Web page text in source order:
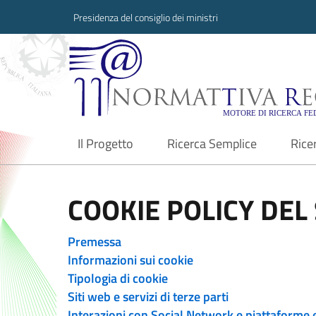
Presidenza del consiglio dei ministri
Normattiva
Il Progetto
current Ricerca Semplice
COOKIE POLICY
Premessa
Informazioni sui cookie
Tipologia di cookie
Siti web e servizi di terze parti